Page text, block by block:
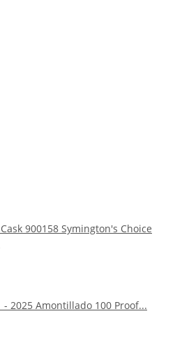
900158 Symington's Choice